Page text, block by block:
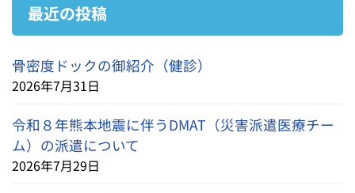
最近の投稿
骨密度ドックの御紹介（健診）
2026年7月31日
令和８年熊本地震に伴うDMAT（災害派遣医療チー
ム）の派遣について
2026年7月29日